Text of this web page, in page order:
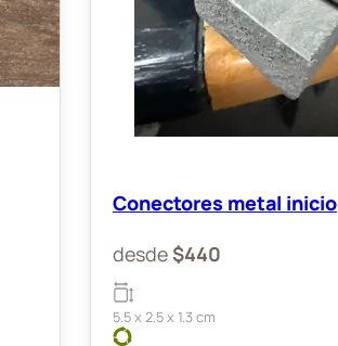
Conectores metal inicio
desde$440
5.5 x 2.5 x 1.3 cm